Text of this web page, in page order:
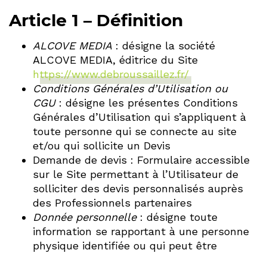
Article 1 – Définition
ALCOVE MEDIA : désigne la société
ALCOVE MEDIA, éditrice du Site
https://www.debroussaillez.fr/
Conditions Générales d’Utilisation ou
CGU : désigne les présentes Conditions
Générales d’Utilisation qui s’appliquent à
toute personne qui se connecte au site
et/ou qui sollicite un Devis
Demande de devis : Formulaire accessible
sur le Site permettant à l’Utilisateur de
solliciter des devis personnalisés auprès
des Professionnels partenaires
Donnée personnelle : désigne toute
information se rapportant à une personne
physique identifiée ou qui peut être